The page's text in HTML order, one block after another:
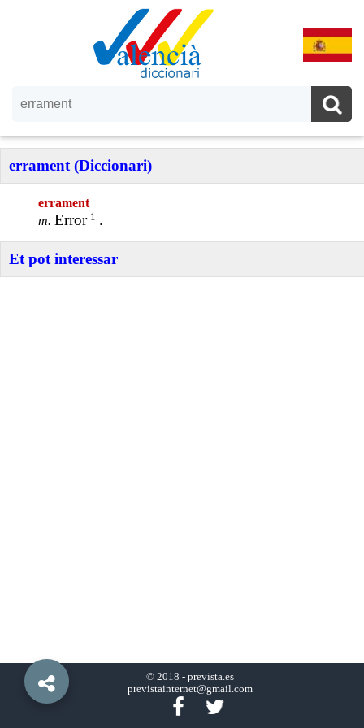
errament (Diccionari)
errament
m. Error 1 .
Et pot interessar
© 2018 - prevista.es
previstainternet@gmail.com